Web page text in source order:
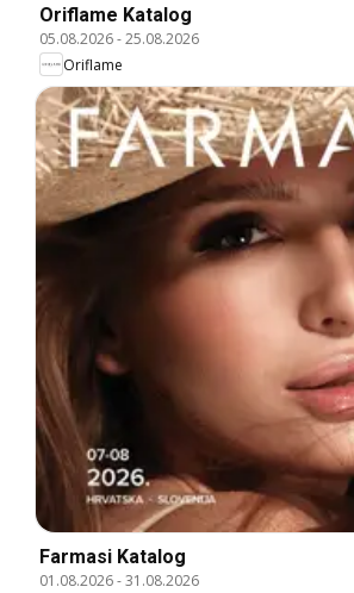
Oriflame Katalog
05.08.2026-25.08.2026
Oriflame
Farmasi Katalog
01.08.2026-31.08.2026